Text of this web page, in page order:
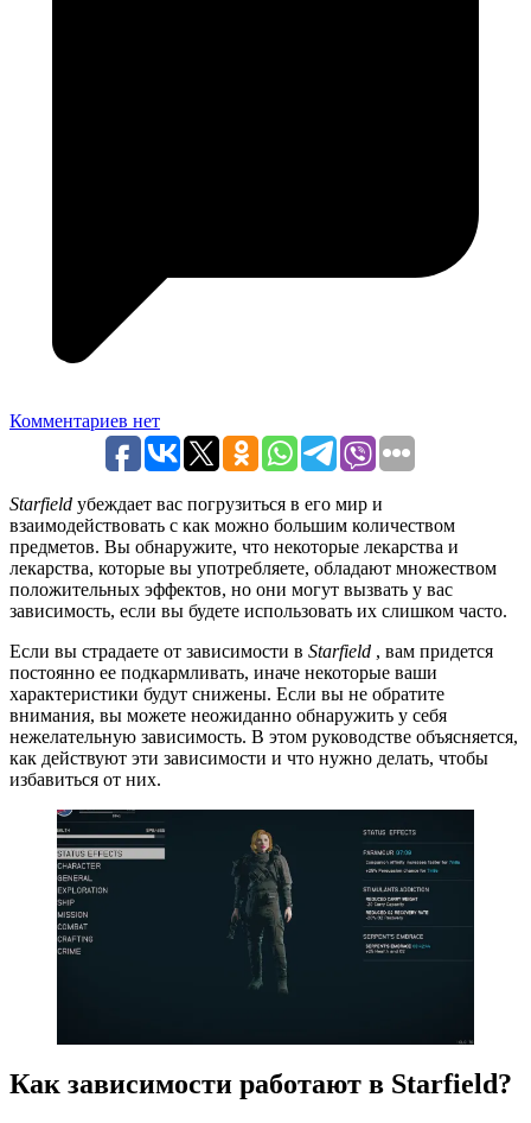
Комментариев нет
Starfield убеждает вас погрузиться в его мир и
взаимодействовать с как можно большим количеством
предметов. Вы обнаружите, что некоторые лекарства и
лекарства, которые вы употребляете, обладают множеством
положительных эффектов, но они могут вызвать у вас
зависимость, если вы будете использовать их слишком часто.
Если вы страдаете от зависимости в Starfield , вам придется
постоянно ее подкармливать, иначе некоторые ваши
характеристики будут снижены. Если вы не обратите
внимания, вы можете неожиданно обнаружить у себя
нежелательную зависимость. В этом руководстве объясняется,
как действуют эти зависимости и что нужно делать, чтобы
избавиться от них.
Как зависимости работают в Starfield?